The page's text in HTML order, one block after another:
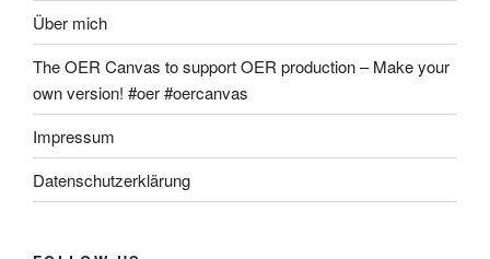
Über mich
The OER Canvas to support OER production – Make your
own version! #oer #oercanvas
Impressum
Datenschutzerklärung